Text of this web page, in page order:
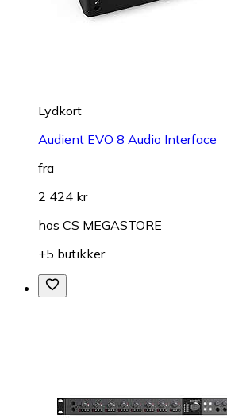
Lydkort
Audient EVO 8 Audio Interface
fra
2 424 kr
hos CS MEGASTORE
+5 butikker